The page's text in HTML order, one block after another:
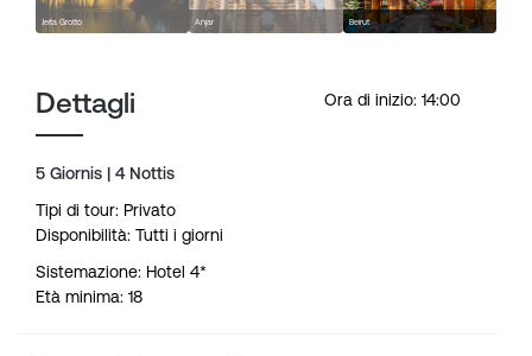
Beirut
Anjar
Jeita Grotto
Ora di inizio: 14:00
Dettagli
5 Giornis | 4 Nottis
Tipi di tour: Privato
Disponibilità: Tutti i giorni
Sistemazione: Hotel 4*
Età minima: 18